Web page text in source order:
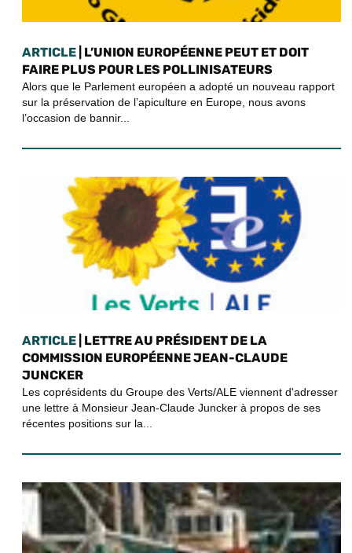
ARTICLE | L’UNION EUROPÉENNE PEUT ET DOIT
FAIRE PLUS POUR LES POLLINISATEURS
Alors que le Parlement européen a adopté un nouveau rapport
sur la préservation de l’apiculture en Europe, nous avons
l’occasion de bannir...
ARTICLE | LETTRE AU PRÉSIDENT DE LA
COMMISSION EUROPÉENNE JEAN-CLAUDE
JUNCKER
Les coprésidents du Groupe des Verts/ALE viennent d'adresser
une lettre à Monsieur Jean-Claude Juncker à propos de ses
récentes positions sur la...